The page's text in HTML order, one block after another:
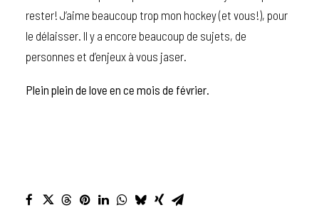
rester! J’aime beaucoup trop mon hockey (et vous!), pour
le délaisser. Il y a encore beaucoup de sujets, de
personnes et d’enjeux à vous jaser.
Plein plein de love en ce mois de février.